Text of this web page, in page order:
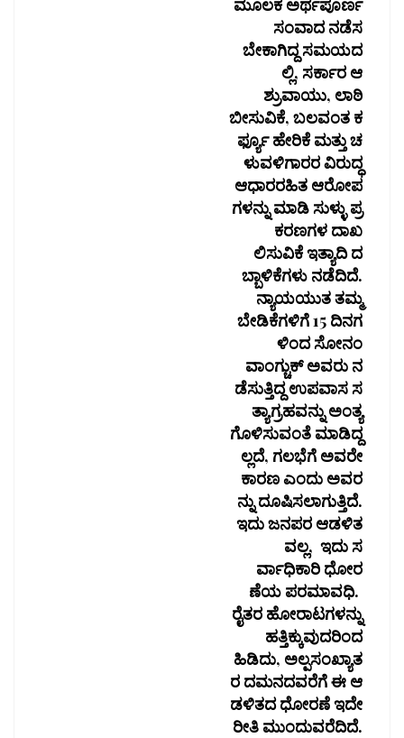
ಮೂಲಕ ಅರ್ಥಪೂರ್ಣ
ಸಂವಾದ ನಡೆಸ
ಬೇಕಾಗಿದ್ದ ಸಮಯದ
ಲ್ಲಿ, ಸರ್ಕಾರ ಆ
ಶ್ರುವಾಯು, ಲಾಠಿ
ಬೀಸುವಿಕೆ, ಬಲವಂತ ಕ
ರ್ಫ್ಯೂ ಹೇರಿಕೆ ಮತ್ತು ಚ
ಳುವಳಿಗಾರರ ವಿರುದ್ಧ
ಆಧಾರರಹಿತ ಆರೋಪ
ಗಳನ್ನು ಮಾಡಿ ಸುಳ್ಳು ಪ್ರ
ಕರಣಗಳ ದಾಖ
ಲಿಸುವಿಕೆ ಇತ್ಯಾದಿ ದ
ಬ್ಬಾಳಿಕೆಗಳು ನಡೆದಿದೆ.
ನ್ಯಾಯಯುತ ತಮ್ಮ
ಬೇಡಿಕೆಗಳಿಗೆ 15 ದಿನಗ
ಳಿಂದ ಸೋನಂ
ವಾಂಗ್ಚುಕ್ ಅವರು ನ
ಡೆಸುತ್ತಿದ್ದ ಉಪವಾಸ ಸ
ತ್ಯಾಗ್ರಹವನ್ನು ಅಂತ್ಯ
ಗೊಳಿಸುವಂತೆ ಮಾಡಿದ್ದ
ಲ್ಲದೆ, ಗಲಭೆಗೆ ಅವರೇ
ಕಾರಣ ಎಂದು ಅವರ
ನ್ನು ದೂಷಿಸಲಾಗುತ್ತಿದೆ.
ಇದು ಜನಪರ ಆಡಳಿತ
ವಲ್ಲ, ಇದು ಸ
ರ್ವಾಧಿಕಾರಿ ಧೋರ
ಣೆಯ ಪರಮಾವಧಿ.
ರೈತರ ಹೋರಾಟಗಳನ್ನು
ಹತ್ತಿಕ್ಕುವುದರಿಂದ
ಹಿಡಿದು, ಅಲ್ಪಸಂಖ್ಯಾತ
ರ ದಮನದವರೆಗೆ ಈ ಆ
ಡಳಿತದ ಧೋರಣೆ ಇದೇ
ರೀತಿ ಮುಂದುವರೆದಿದೆ.